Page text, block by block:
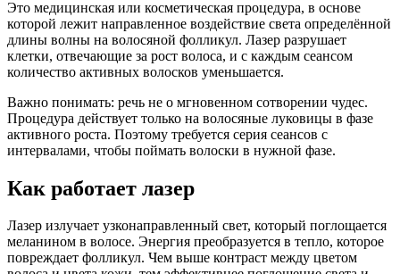
Это медицинская или косметическая процедура, в основе
которой лежит направленное воздействие света определённой
длины волны на волосяной фолликул. Лазер разрушает
клетки, отвечающие за рост волоса, и с каждым сеансом
количество активных волосков уменьшается.
Важно понимать: речь не о мгновенном сотворении чудес.
Процедура действует только на волосяные луковицы в фазе
активного роста. Поэтому требуется серия сеансов с
интервалами, чтобы поймать волоски в нужной фазе.
Как работает лазер
Лазер излучает узконаправленный свет, который поглощается
меланином в волосе. Энергия преобразуется в тепло, которое
повреждает фолликул. Чем выше контраст между цветом